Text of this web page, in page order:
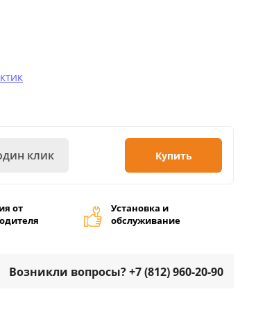
клик Купить
от
Установка и
обслуживание
Возникли вопросы? +7 (812) 960-20-90